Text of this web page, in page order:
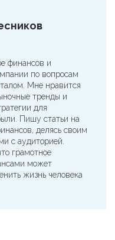
финансов и
по вопросам
Мне нравится
тренды и
для
Пишу статьи на
делясь своим
с аудиторией.
грамотное
может
жизнь человека